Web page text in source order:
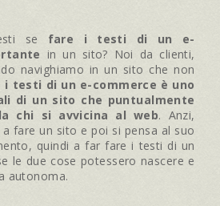
se fare i testi di un e-
in un sito? Noi da clienti,
navighiamo in un sito che non
i testi di un e-commerce è uno
di un sito che puntualmente
chi si avvicina al web. Anzi,
fare un sito e poi si pensa al suo
quindi a far fare i testi di un
le due cose potessero nascere e
autonoma.